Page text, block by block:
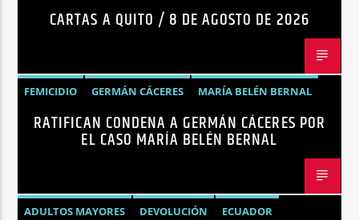
CARTAS A QUITO / 8 DE AGOSTO DE 2026
FEMICIDIO GERMÁN CÁCERES
MARÍA BELÉN BERNAL
NOTICIAS
SEGURIDAD
RATIFICAN CONDENA A GERMÁN CÁCERES POR
EL CASO MARÍA BELÉN BERNAL
ADULTOS MAYORES DEVOLUCIÓN
ECUADOR